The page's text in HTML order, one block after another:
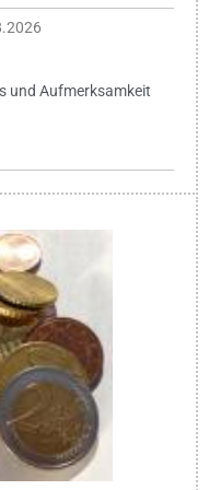
und Aufmerksamkeit